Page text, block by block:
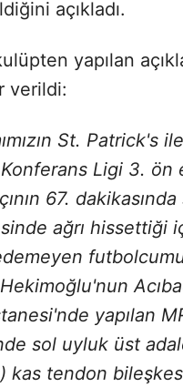
açıkladı.
yapılan
verildi:
St. Patrick's ile
Konferans Ligi 3. ön
67. dakikasında
ağrı hissettiği
yapılan
sol uyluk üst
kas tendon